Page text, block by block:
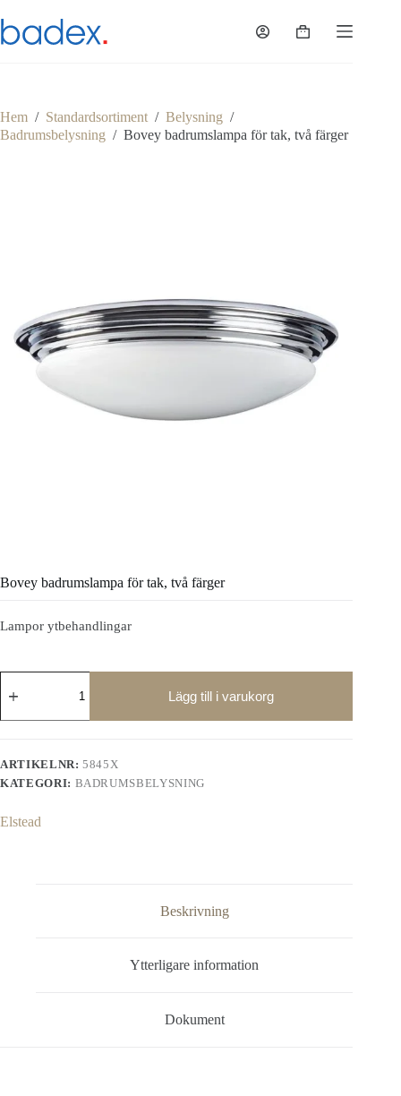
till
innehåll
Varukorg
Hem / Standardsortiment / Belysning /
Badrumsbelysning / Bovey badrumslampa för tak, två färger
Bovey badrumslampa för tak, två färger
Lampor ytbehandlingar
badrumslampa
tak,
mängd
Lägg till i varukorg
ARTIKELNR:5845X
KATEGORI: BADRUMSBELYSNING
Elstead
Beskrivning
Ytterligare information
Dokument